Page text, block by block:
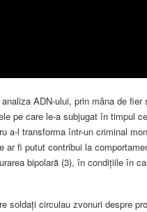
ADN-ului, prin mâna de fier
pe care le-a subjugat în timpul
l transforma într-un criminal
ar fi putut contribui la
bipolară (3), în condițiile în
soldați circulau zvonuri despre